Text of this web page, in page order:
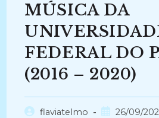
MÚSICA DA
FEDERAL DO
(2016 – 2020)
Autorflaviatelmo
Post26/09/